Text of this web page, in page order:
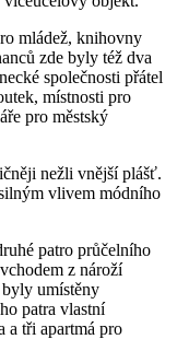
mládež, knihovny
zde byly též dva
společnosti přátel
místnosti pro
pro městský
nežli vnější plášť.
vlivem módního
patro průčelního
z nároží
umístěny
patra vlastní
a tři apartmá pro